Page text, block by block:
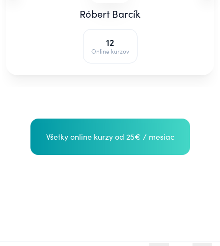
Róbert Barcík
12
Online kurzov
Všetky online kurzy od 25€ / mesiac